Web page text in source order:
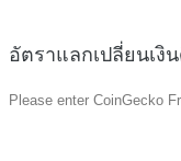
อัตราแลกเปลี่ยนเงิ
Please enter CoinGecko